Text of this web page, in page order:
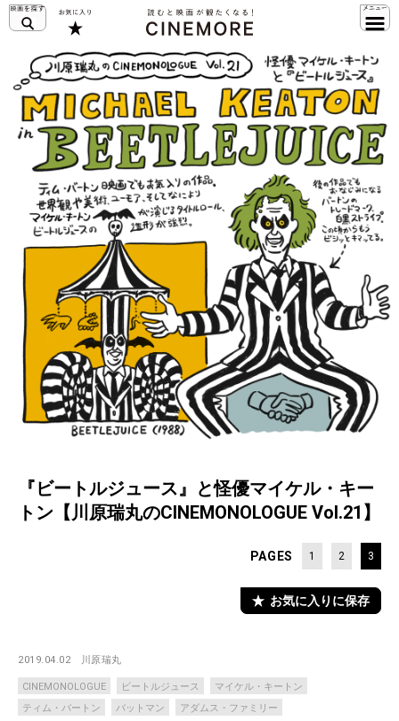
『ビートルジュース』と怪優マイケル・キー
トン【川原瑞丸のCINEMONOLOGUE Vol.21】
PAGES 1 2 3
お気に入りに保存
2019.04.02 川原瑞丸
CINEMONOLOGUE ビートルジュース
マイケル・キートン
ティム・バートン
バットマン アダムス・ファミリー